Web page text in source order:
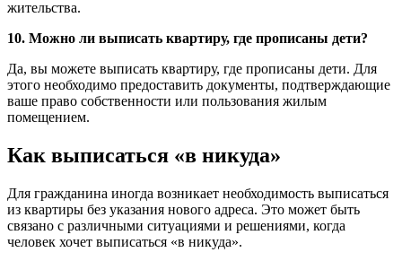
жительства.
10. Можно ли выписать квартиру, где прописаны дети?
Да, вы можете выписать квартиру, где прописаны дети. Для
этого необходимо предоставить документы, подтверждающие
ваше право собственности или пользования жилым
помещением.
Как выписаться «в никуда»
Для гражданина иногда возникает необходимость выписаться
из квартиры без указания нового адреса. Это может быть
связано с различными ситуациями и решениями, когда
человек хочет выписаться «в никуда».